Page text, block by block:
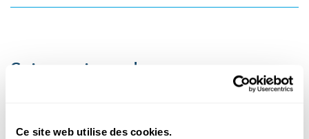
Ce site web utilise des cookies.
Suivez science.lu
Ces plugins sont masqués car vous avez